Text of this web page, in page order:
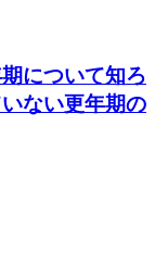
について知ろ
ない更年期の